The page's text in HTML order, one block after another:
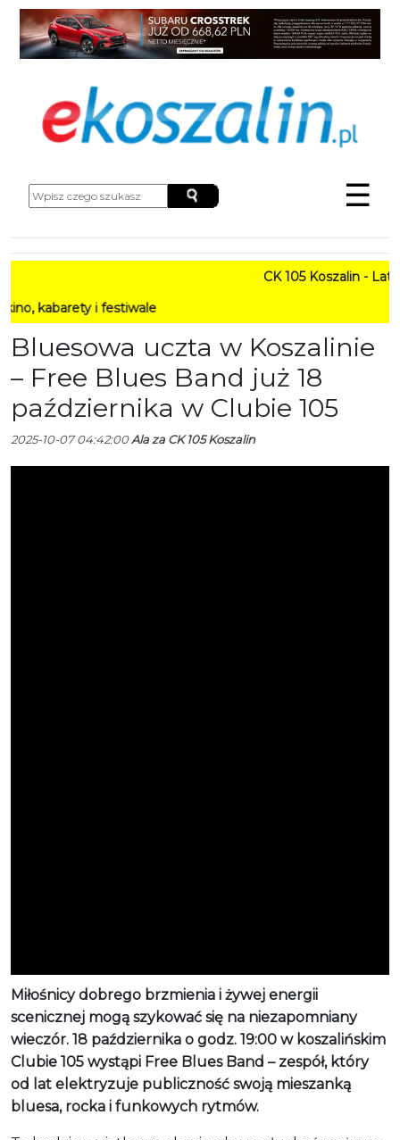
☰
CK 105 Koszalin - Lato w
i festiwale
Bluesowa uczta w Koszalinie
– Free Blues Band już 18
października w Clubie 105
2025-10-07 04:42:00Ala za CK 105 Koszalin
Miłośnicy dobrego brzmienia i żywej energii
scenicznej mogą szykować się na niezapomniany
wieczór. 18 października o godz. 19:00 w koszalińskim
Clubie 105 wystąpi Free Blues Band – zespół, który
od lat elektryzuje publiczność swoją mieszanką
bluesa, rocka i funkowych rytmów.